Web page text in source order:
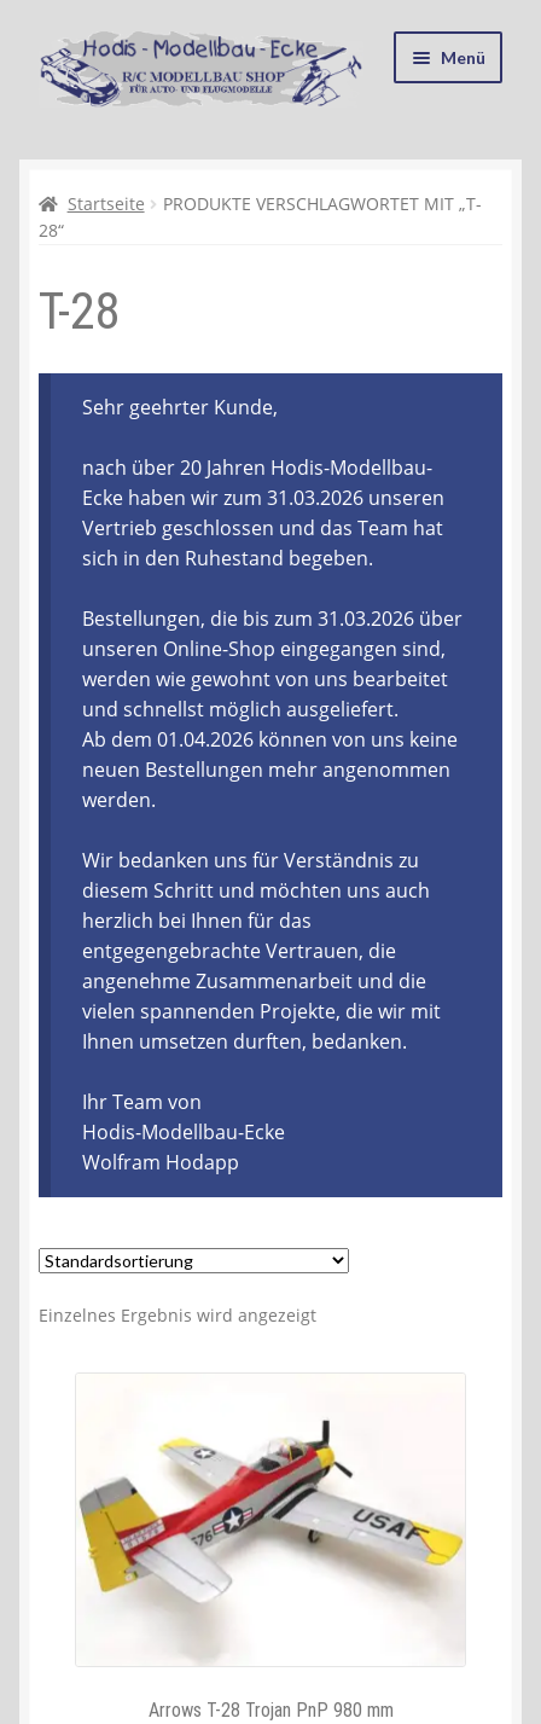
Zur
Navigation
springen
Zum
Inhalt
springen
Menü
Kasse
Recycling, Entsorgung und Umwelt
Shop
Warenkorb
Ablauf einer Bestellung
Zahlungsarten
Lieferzeit & Verfügbarkeit
Gutschein
Batterien- und Akku Verordnung
Elektro- und Elektronikgeräte Verordnung
Öle- und Schmierstoff Verordnung
Vereine & Foren
Kontakt
Startseite
PRODUKTE VERSCHLAGWORTET MIT „T-
28“
T-28
Sehr geehrter Kunde,
nach über 20 Jahren Hodis-Modellbau-
Ecke haben wir zum 31.03.2026 unseren
Vertrieb geschlossen und das Team hat
sich in den Ruhestand begeben.
Bestellungen, die bis zum 31.03.2026 über
unseren Online-Shop eingegangen sind,
werden wie gewohnt von uns bearbeitet
und schnellst möglich ausgeliefert.
Ab dem 01.04.2026 können von uns keine
neuen Bestellungen mehr angenommen
werden.
Wir bedanken uns für Verständnis zu
diesem Schritt und möchten uns auch
herzlich bei Ihnen für das
entgegengebrachte Vertrauen, die
angenehme Zusammenarbeit und die
vielen spannenden Projekte, die wir mit
Ihnen umsetzen durften, bedanken.
Ihr Team von
Hodis-Modellbau-Ecke
Wolfram Hodapp
Einzelnes Ergebnis wird angezeigt
Arrows T-28 Trojan PnP 980 mm